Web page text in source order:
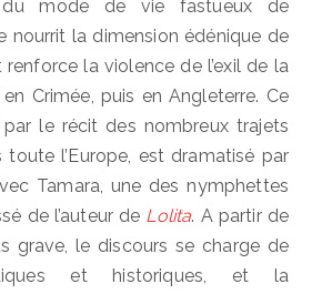
du mode de vie fastueux de
nourrit la dimension édénique de
la violence de l’exil de la
Crimée, puis en Angleterre. Ce
le récit des nombreux trajets
toute l’Europe, est dramatisé par
Tamara, une des nymphettes
de l’auteur de Lolita. A partir de
grave, le discours se charge de
et historiques, et la